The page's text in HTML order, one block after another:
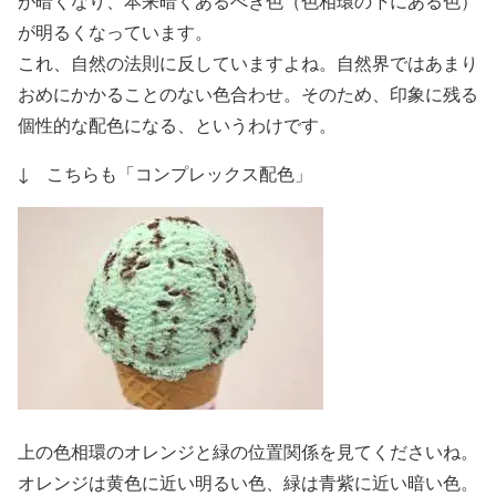
が明るく なっています。
これ、自然の法則に反していますよね。自然界ではあまり
おめにかかることのない色合わせ。そのため、印象に残る
個性的な配色になる、というわけです。
↓ こちらも「コンプレックス配色」
上の色相環のオレンジと緑の位置関係を見てくださいね。
オレンジは黄色に近い明るい色、緑は青紫に近い暗い色。